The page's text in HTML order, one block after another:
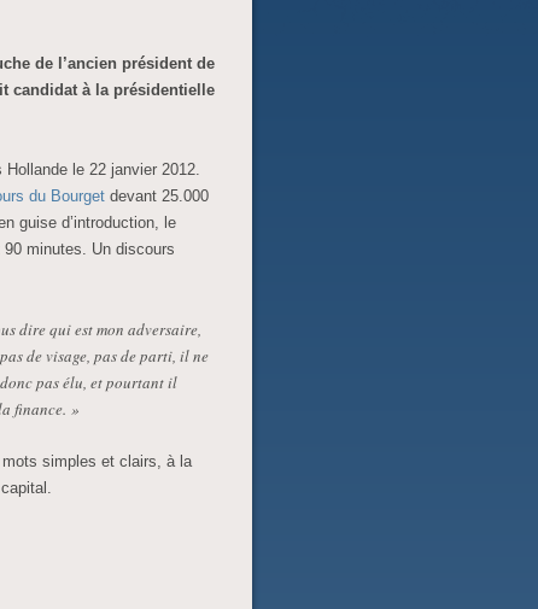
de l’ancien président de
candidat à la présidentielle
le 22 janvier 2012.
du Bourget devant 25.000
guise d’introduction, le
minutes. Un discours
dire qui est mon adversaire,
de visage, pas de parti, il ne
pas élu, et pourtant il
finance. »
simples et clairs, à la